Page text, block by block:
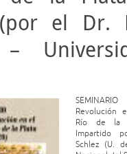
el Dr.
–
Revolución
Río de la
Impartido
Schlez (U.